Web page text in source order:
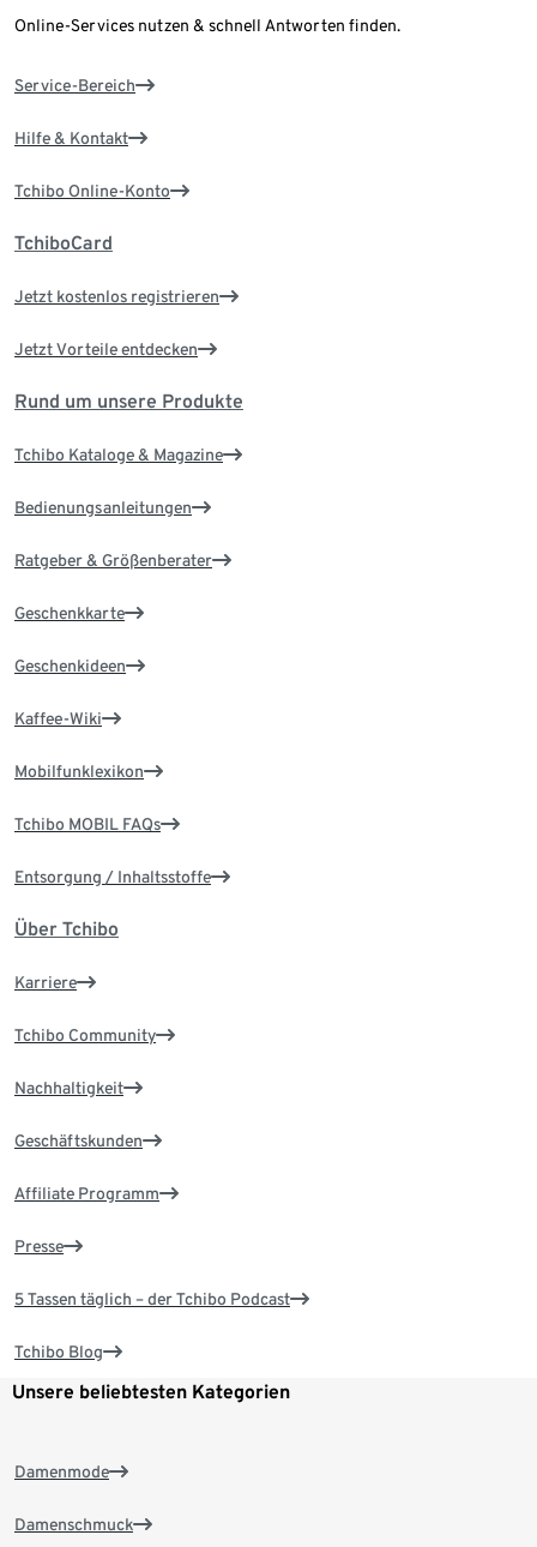
Online-Services nutzen & schnell Antworten finden.
Service-Bereich
Hilfe & Kontakt
Tchibo Online-Konto
TchiboCard
Jetzt kostenlos registrieren
Jetzt Vorteile entdecken
Rund um unsere Produkte
Tchibo Kataloge & Magazine
Bedienungsanleitungen
Ratgeber & Größenberater
Geschenkkarte
Geschenkideen
Kaffee-Wiki
Mobilfunklexikon
Tchibo MOBIL FAQs
Entsorgung / Inhaltsstoffe
Über Tchibo
Karriere
Tchibo Community
Nachhaltigkeit
Geschäftskunden
Affiliate Programm
Presse
5 Tassen täglich – der Tchibo Podcast
Tchibo Blog
Unsere beliebtesten Kategorien
Damenmode
Damenschmuck